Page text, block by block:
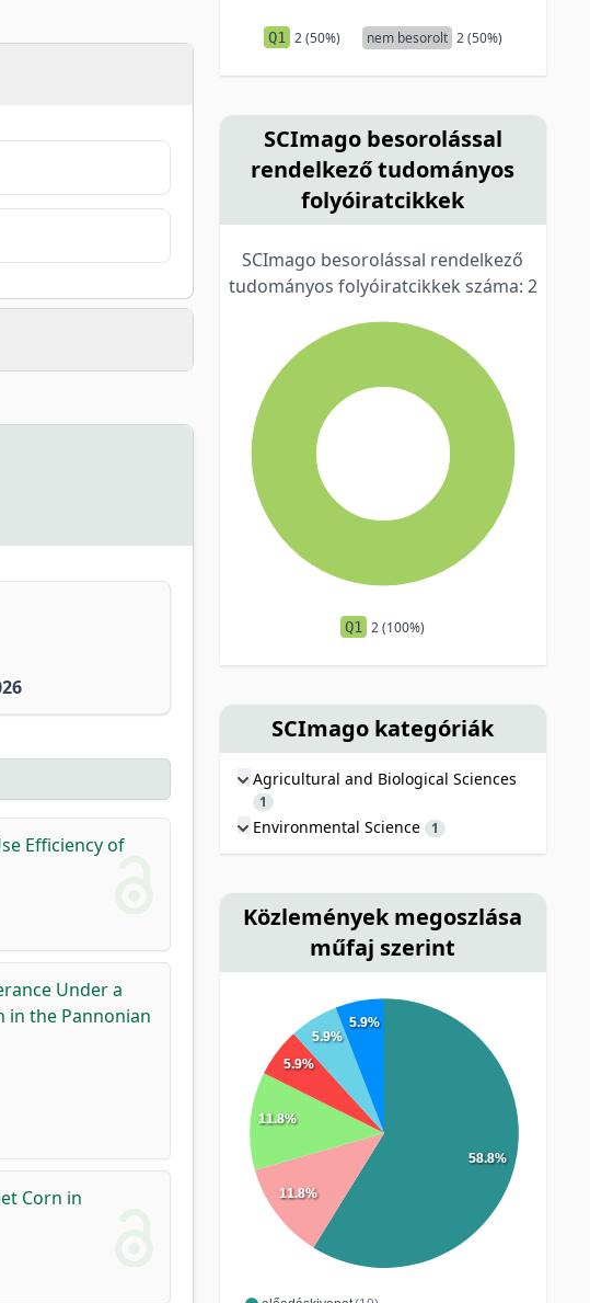
Efficiency of
Under a
in the Pannonian
Corn in
Q1 2 (50%) nem besorolt 2 (50%)
SCImago besorolással
rendelkező tudományos
folyóiratcikkek
SCImago besorolással rendelkező
tudományos folyóiratcikkek száma: 2
Q1 2 (100%)
SCImago kategóriák
Agricultural and Biological Sciences
1
Environmental Science 1
Közlemények megoszlása
műfaj szerint
58.8%
11.8%
11.8%
5.9%
5.9%
5.9%